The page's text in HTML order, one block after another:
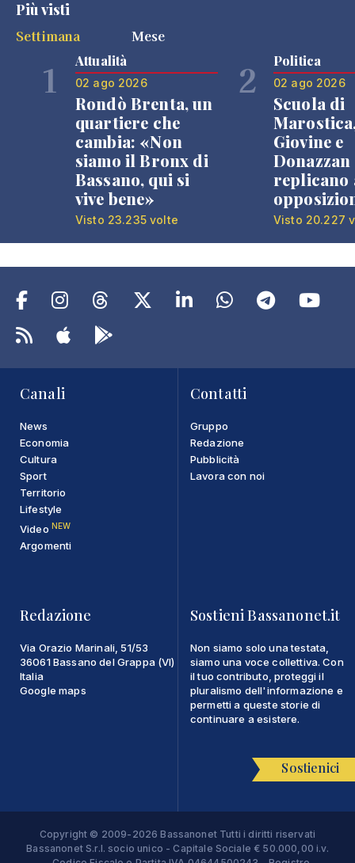
Più visti
Settimana
Mese
1 Attualità
02 ago 2026
Rondò Brenta, un
quartiere che
cambia: «Non
siamo il Bronx di
Bassano, qui si
vive bene»
Visto 23.235 volte
2 Politica
02 ago 2026
Scuola di
Giovine e
Donazzan
replicano
Visto 20.227
Canali
News
Economia
Cultura
Sport
Territorio
Lifestyle
Video NEW
Argomenti
Contatti
Gruppo
Redazione
Pubblicità
Lavora con noi
Redazione
Via Orazio Marinali, 51/53
36061 Bassano del Grappa (VI)
Italia
Google maps
Sostieni Bassanonet.it
Non siamo solo una testata,
siamo una voce collettiva. Con
il tuo contributo, proteggi il
pluralismo dell'informazione e
permetti a queste storie di
continuare a esistere.
Sostienici
Copyright © 2009-2026 Bassanonet Tutti i diritti riservati
Bassanonet S.r.l. socio unico - Capitale Sociale € 50.000,00 i.v.